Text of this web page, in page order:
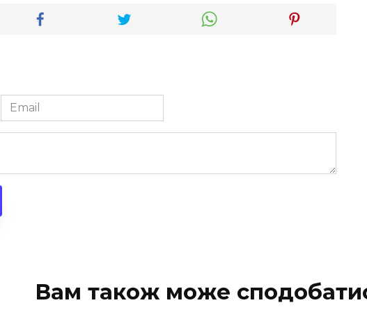
Email
*
Вам також може